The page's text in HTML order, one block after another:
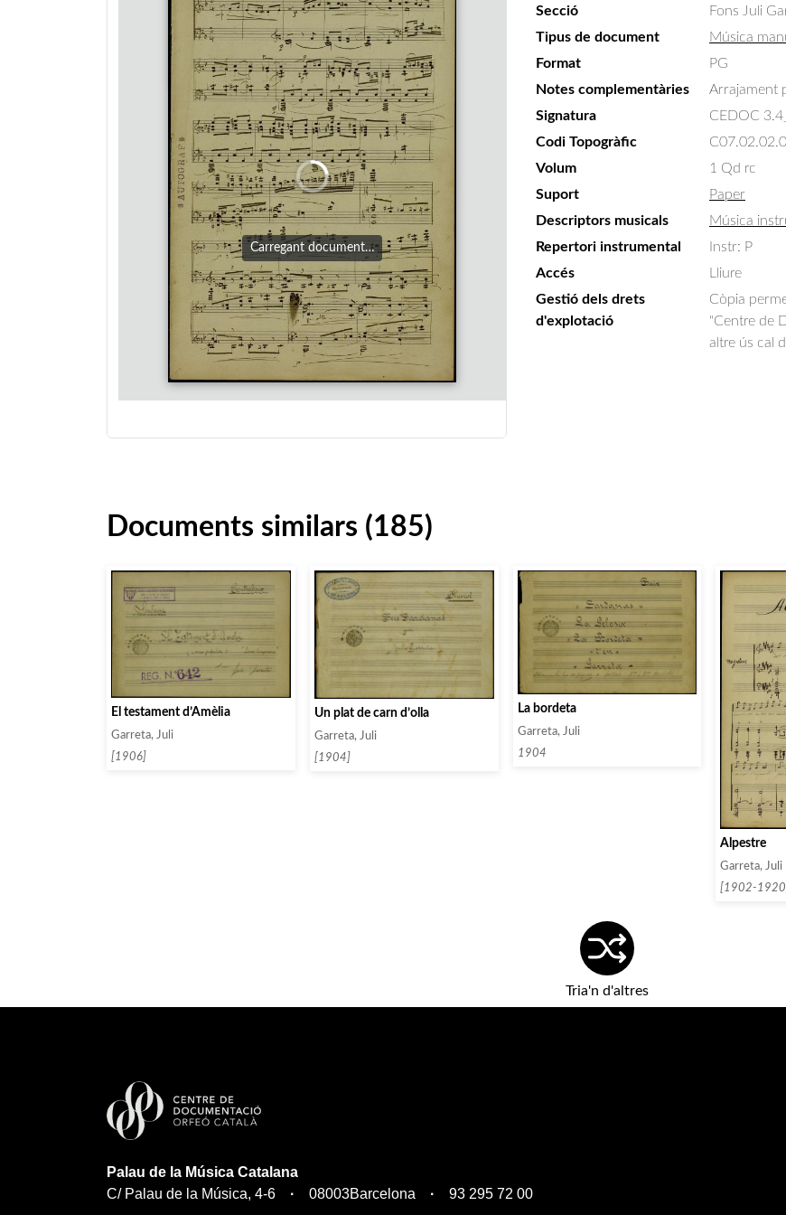
Carregant document…
Secció
Fons Juli
Tipus de document
Música
Format
PG
Notes complementàries
Arrajament
Signatura
CEDOC
Codi Topogràfic
Volum
1 Qd rc
Suport
Paper
Descriptors musicals
Música
Repertori instrumental
Instr: P
Accés
Lliure
Gestió dels drets
d'explotació
Còpia
"Centre de
altre ús cal
Documents similars (185)
El testament d’Amèlia
Garreta, Juli
[1906]
Un plat de carn d’olla
Garreta, Juli
[1904]
La bordeta
Garreta, Juli
1904
Alpestre
Garreta, Juli
[1902-
Tria'n d'altres
Palau de la Música Catalana
C/ Palau de la Música, 4-6
08003Barcelona 93 295 72 00